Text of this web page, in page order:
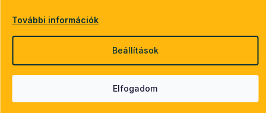
További információk
Beállítások
Elfogadom